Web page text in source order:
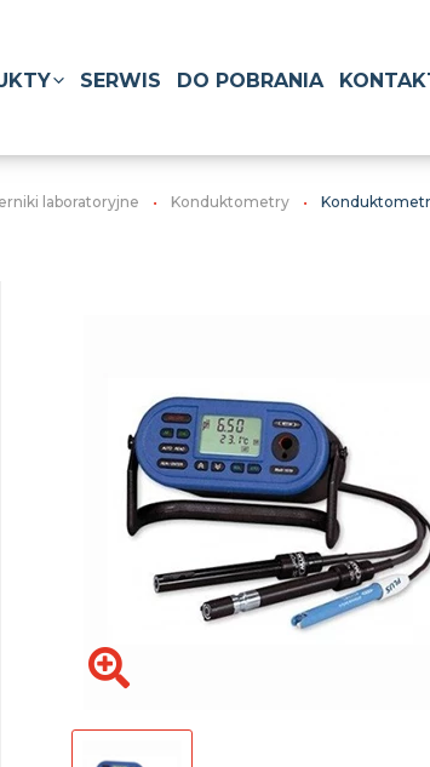
SERWIS DO POBRANIA
laboratoryjne Konduktometry Konduktometr